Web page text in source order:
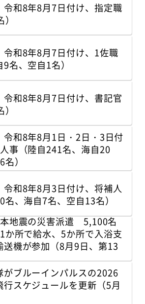
和8年8月7日付け、指定職
和8年8月7日付け、1佐職
名、空自1名）
和8年8月7日付け、書記官
和8年8月1日・2日・3日付
事（陸自241名、海自20
）
和8年8月3日付け、将補人
名、海自7名、空自13名）
地震の災害派遣 5,100名
か所で給水、5か所で入浴支
送機が参加（8月9日、第13
がブルーインパルスの2026
行スケジュールを更新（5月